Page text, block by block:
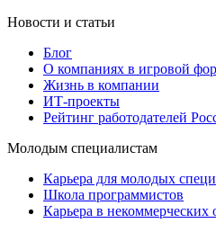
Новости и статьи
Блог
О компаниях в игровой
Жизнь в компании
ИТ-проекты
Рейтинг работодателей
Молодым специалистам
Карьера для молодых
Школа программистов
Карьера в некоммерческих